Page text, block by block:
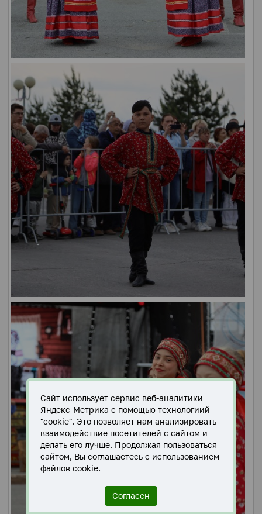
Сайт использует сервис веб-аналитики
Яндекс-Метрика с помощью технологиий
"cookie". Это позволяет нам анализировать
взаимодействие посетителей с сайтом и
делать его лучше. Продолжая пользоваться
сайтом, Вы соглашаетесь с использованием
файлов cookie.
Согласен